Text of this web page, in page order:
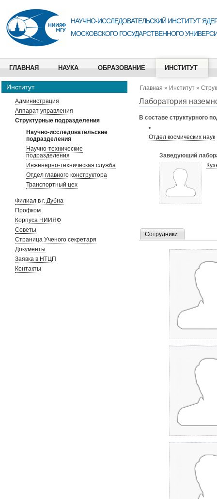
НАУЧНО-ИССЛЕДОВАТЕЛЬСКИЙ ИНСТИТУТ
МОСКОВСКОГО ГОСУДАРСТВЕННОГО
ГЛАВНАЯ НАУКА ОБРАЗОВАНИЕ ИНСТИТУТ
Институт
Администрация
Аппарат управления
Структурные подразделения
Научно-исследовательские
подразделения
Научно-технические
подразделения
Инженерно-техническая служба
Отдел главного конструктора
Транспортный цех
Филиал в г. Дубна
Профком
Корпуса НИИЯФ
Советы
Страница Ученого секретаря
Документы
Заявка в НТЦП
Контакты
Главная » Институт »
Лаборатория
В составе структурного
Отдел космических наук
Заведующий
Сотрудники